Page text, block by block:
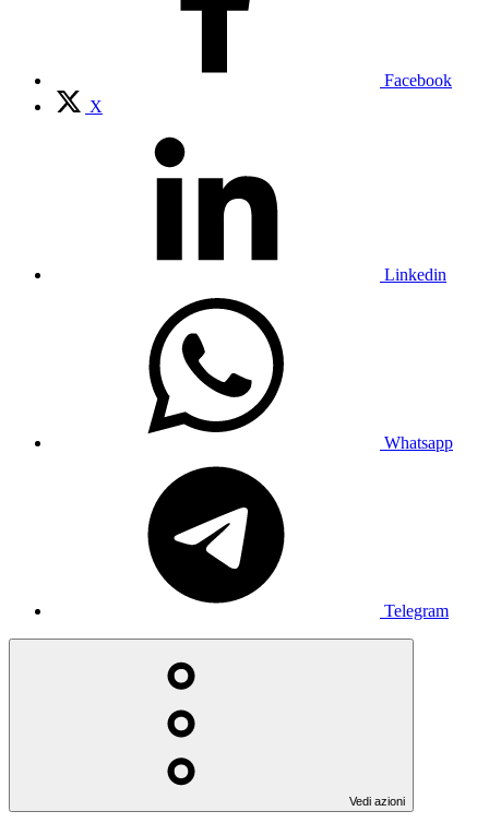
Facebook
X
Linkedin
Whatsapp
Telegram
Vedi azioni